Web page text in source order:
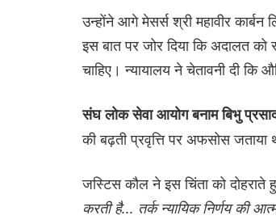
उन्होंने आगे मेसर्स श्री महावीर
इस बात पर जोर दिया कि अदालत को
चाहिए। न्यायालय ने चेतावनी दी कि
संघ लोक सेवा आयोग बनाम बिभु
की बढ़ती प्रवृत्ति पर अफसोस जताया
जस्टिस कौल ने इस चिंता को दोहराते
करती है... तर्क न्यायिक निर्णय की